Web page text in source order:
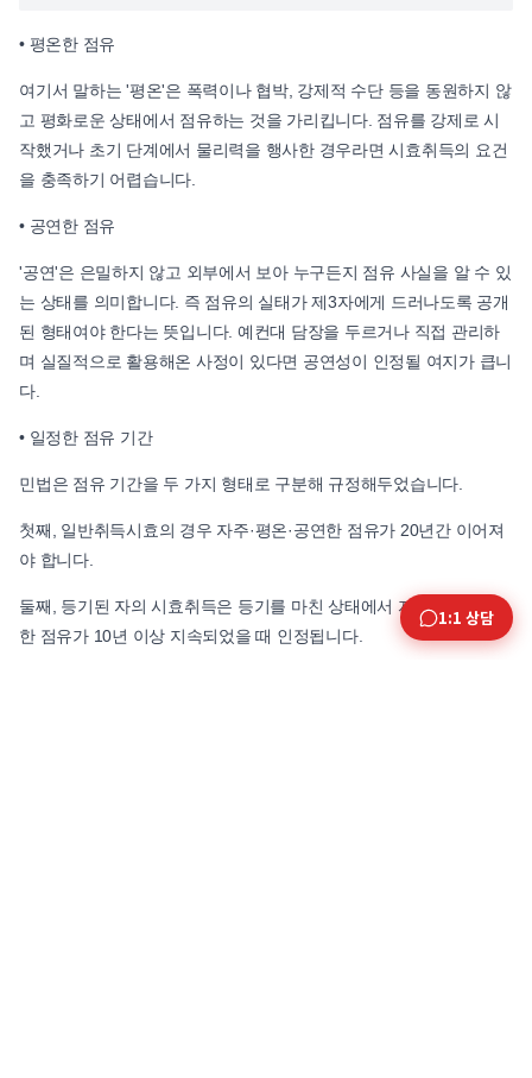
• 평온한 점유
여기서 말하는 '평온'은 폭력이나 협박, 강제적 수단 등을 동원하지 않
고 평화로운 상태에서 점유하는 것을 가리킵니다. 점유를 강제로 시
작했거나 초기 단계에서 물리력을 행사한 경우라면 시효취득의 요건
을 충족하기 어렵습니다.
• 공연한 점유
'공연'은 은밀하지 않고 외부에서 보아 누구든지 점유 사실을 알 수 있
는 상태를 의미합니다. 즉 점유의 실태가 제3자에게 드러나도록 공개
된 형태여야 한다는 뜻입니다. 예컨대 담장을 두르거나 직접 관리하
며 실질적으로 활용해온 사정이 있다면 공연성이 인정될 여지가 큽니
다.
• 일정한 점유 기간
민법은 점유 기간을 두 가지 형태로 구분해 규정해두었습니다.
첫째, 일반취득시효의 경우 자주·평온·공연한 점유가 20년간 이어져
야 합니다.
둘째, 등기된 자의 시효취득은 등기를 마친 상태에서 자주·평온·공연
한 점유가 10년 이상 지속되었을 때 인정됩니다.
1:1 상담